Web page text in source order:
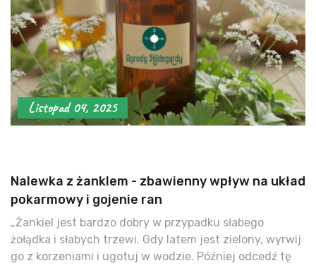
Listopad 04, 2025
Nalewka z żanklem - zbawienny wpływ na układ
pokarmowy i gojenie ran
„Żankiel jest bardzo dobry w przypadku słabego
żołądka i słabych trzewi. Gdy latem jest zielony, wyrwij
go z korzeniami i ugotuj w wodzie. Później odcedź tę